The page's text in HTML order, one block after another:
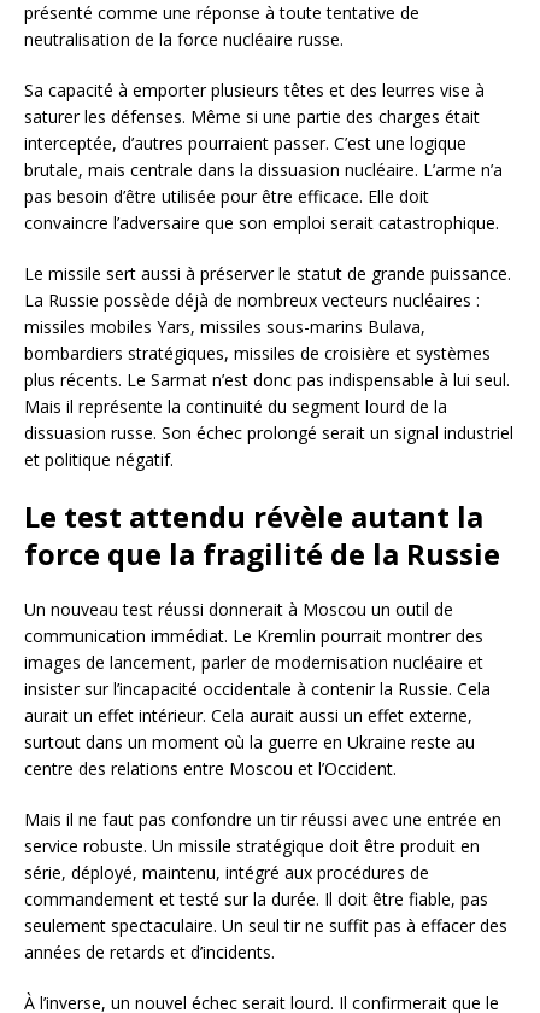
présenté comme une réponse à toute tentative de
neutralisation de la force nucléaire russe.
Sa capacité à emporter plusieurs têtes et des leurres vise à
saturer les défenses. Même si une partie des charges était
interceptée, d’autres pourraient passer. C’est une logique
brutale, mais centrale dans la dissuasion nucléaire. L’arme n’a
pas besoin d’être utilisée pour être efficace. Elle doit
convaincre l’adversaire que son emploi serait catastrophique.
Le missile sert aussi à préserver le statut de grande puissance.
La Russie possède déjà de nombreux vecteurs nucléaires :
missiles mobiles Yars, missiles sous-marins Bulava,
bombardiers stratégiques, missiles de croisière et systèmes
plus récents. Le Sarmat n’est donc pas indispensable à lui seul.
Mais il représente la continuité du segment lourd de la
dissuasion russe. Son échec prolongé serait un signal industriel
et politique négatif.
Le test attendu révèle autant la
force que la fragilité de la Russie
Un nouveau test réussi donnerait à Moscou un outil de
communication immédiat. Le Kremlin pourrait montrer des
images de lancement, parler de modernisation nucléaire et
insister sur l’incapacité occidentale à contenir la Russie. Cela
aurait un effet intérieur. Cela aurait aussi un effet externe,
surtout dans un moment où la guerre en Ukraine reste au
centre des relations entre Moscou et l’Occident.
Mais il ne faut pas confondre un tir réussi avec une entrée en
service robuste. Un missile stratégique doit être produit en
série, déployé, maintenu, intégré aux procédures de
commandement et testé sur la durée. Il doit être fiable, pas
seulement spectaculaire. Un seul tir ne suffit pas à effacer des
années de retards et d’incidents.
À l’inverse, un nouvel échec serait lourd. Il confirmerait que le